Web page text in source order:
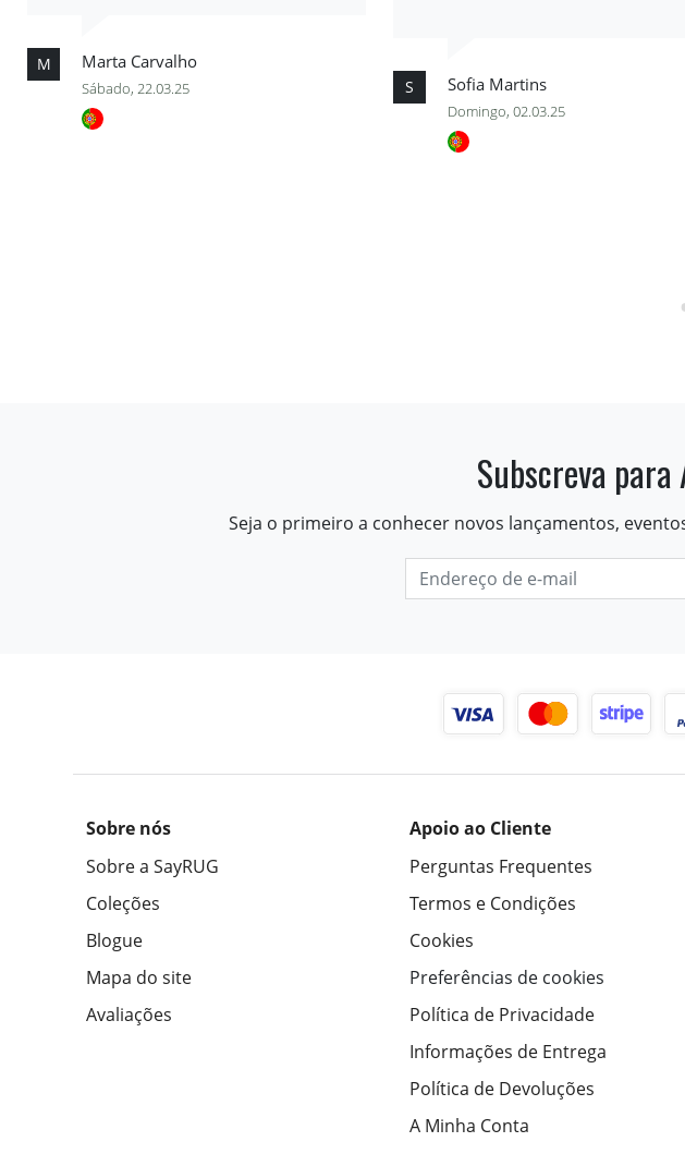
M Marta Carvalho
Sábado, 22.03.25 S Sofia Martins
Domingo, 02.03.25
Subscreva para
Seja o primeiro a conhecer novos lançamentos,
Sobre nós
Sobre a SayRUG
Coleções
Blogue
Mapa do site
Avaliações
Apoio ao Cliente
Perguntas Frequentes
Termos e Condições
Cookies
Preferências de cookies
Política de Privacidade
Informações de Entrega
Política de Devoluções
A Minha Conta